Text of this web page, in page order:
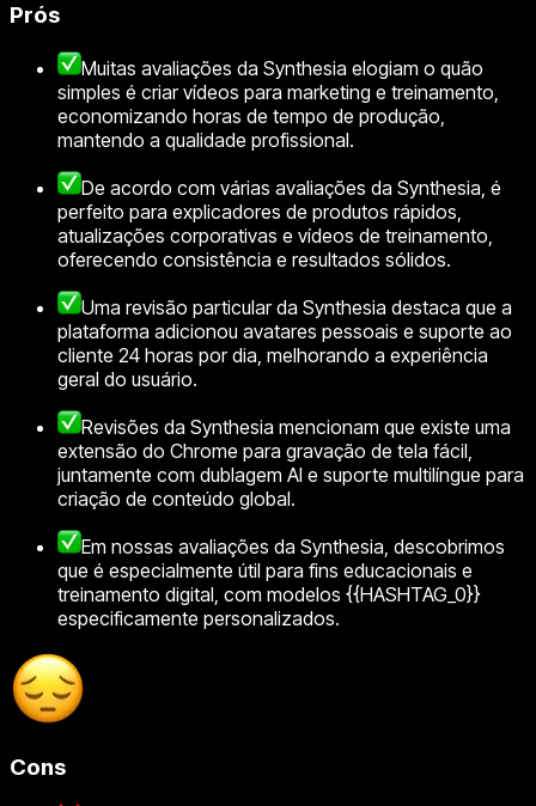
Prós
Muitas avaliações da Synthesia elogiam o quão
simples é criar vídeos para marketing e treinamento,
economizando horas de tempo de produção,
mantendo a qualidade profissional.
De acordo com várias avaliações da Synthesia, é
perfeito para explicadores de produtos rápidos,
atualizações corporativas e vídeos de treinamento,
oferecendo consistência e resultados sólidos.
Uma revisão particular da Synthesia destaca que a
plataforma adicionou avatares pessoais e suporte ao
cliente 24 horas por dia, melhorando a experiência
geral do usuário.
Revisões da Synthesia mencionam que existe uma
extensão do Chrome para gravação de tela fácil,
juntamente com dublagem AI e suporte multilíngue para
criação de conteúdo global.
Em nossas avaliações da Synthesia, descobrimos
que é especialmente útil para fins educacionais e
treinamento digital, com modelos {{HASHTAG_0}}
especificamente personalizados.
Cons